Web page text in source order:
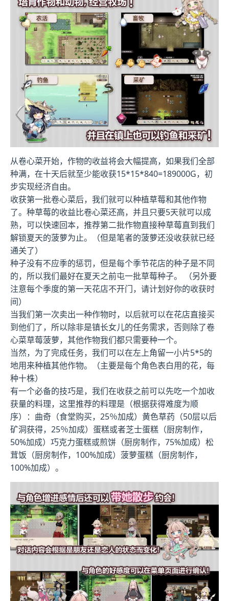
从卷心菜开始，作物的收益将会大幅提高，如果我们全部
种满，在十天后就至少能收获15*15*840=189000G，初
步实现经济自由。
收获第一批卷心菜后，我们就可以种植草莓和其他作物
了。种草莓的收益比卷心菜还高，并且只要5天就可以成
熟，可以快速回本，推荐第二批作物直接种草莓直到我们
解锁夏天的菠萝为止。（但是笔者的菠萝还没收获就已经
通关了）
种子没有不应季的惩罚，但是每个季节花店的种子是不同
的，所以我们最好在夏天之前屯一批草莓种子。 （另外要
注意每个季度的第一天花店不开门，请计划好你的收获时
间）
当我们第一次卖出一种作物时，以后就可以在花店直接买
到他们了，所以除非是镇长女儿的任务需求，否则除了卷
心菜草莓菠萝，其他作物我们都只需要种一个。
当然，为了完成任务，我们可以在左上角留一小片5*5的
地用来种植其他作物。（主要是每个角色表白用的花，每
种十株）
有一个必备的技巧是，我们在收获之前可以先吃一个加收
获量的料理，这里推荐的料理是（根据获得难度为顺
序）：曲奇（食堂购买，25％加成）黄色草药（50层以后
矿洞获得，25％加成）蛋糕或者芝士蛋糕（厨房制作，
50%加成）巧克力蛋糕或煎饼（厨房制作，75%加成）松
茸饭（厨房制作，100%加成）菠萝蛋糕（厨房制作，
100%加成）。